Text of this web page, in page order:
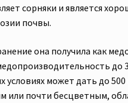
сорняки и является
почвы.
она получила как
до
условиях может дать до 500
или почти бесцветным,